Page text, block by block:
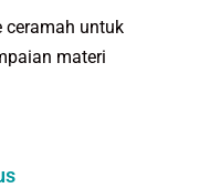
ceramah untuk
materi